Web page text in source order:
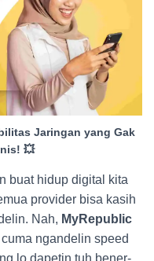
Jaringan yang Gak
💥
buat hidup digital kita
provider bisa kasih
Nah, MyRepublic
ngandelin speed
lo dapetin tuh bener-